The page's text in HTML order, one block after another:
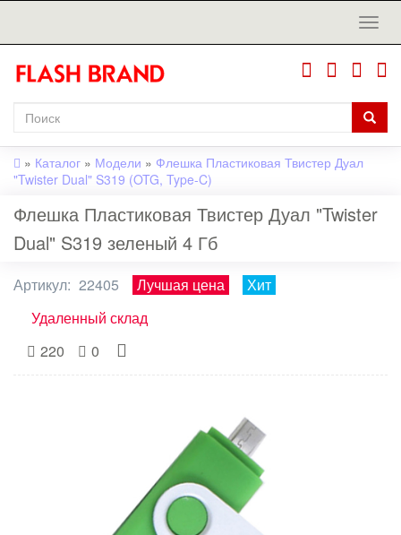
» Каталог » Модели » Флешка Пластиковая Твистер Дуал
"Twister Dual" S319 (OTG, Type-C)
Флешка Пластиковая Твистер Дуал "Twister
Dual" S319 зеленый 4 Гб
Артикул: 22405 Лучшая цена
Хит
Удаленный склад
220
0